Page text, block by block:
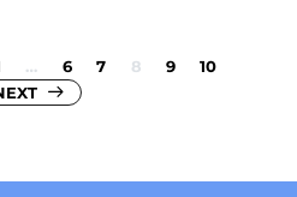
Pagination
des
… 6 7 8 9
10